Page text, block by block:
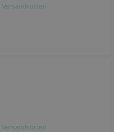
Versandkosten
Versandkosten